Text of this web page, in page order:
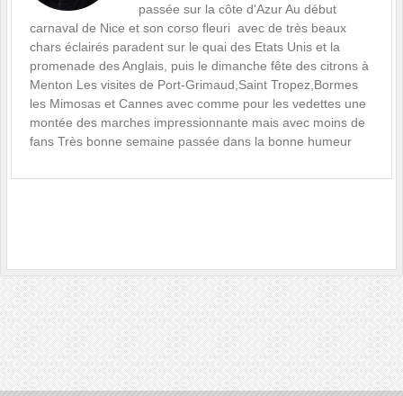
passée sur la côte d'Azur Au début
carnaval de Nice et son corso fleuri avec de très beaux
chars éclairés paradent sur le quai des Etats Unis et la
promenade des Anglais, puis le dimanche fête des citrons à
Menton Les visites de Port-Grimaud,Saint Tropez,Bormes
les Mimosas et Cannes avec comme pour les vedettes une
montée des marches impressionnante mais avec moins de
fans Très bonne semaine passée dans la bonne humeur